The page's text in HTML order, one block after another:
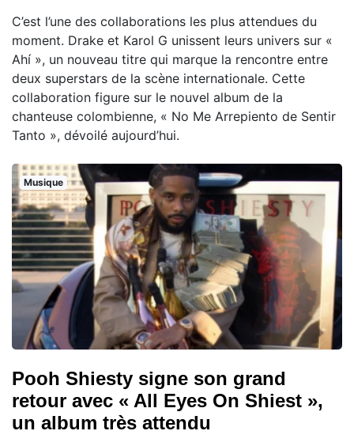
C’est l’une des collaborations les plus attendues du
moment. Drake et Karol G unissent leurs univers sur «
Ahí », un nouveau titre qui marque la rencontre entre
deux superstars de la scène internationale. Cette
collaboration figure sur le nouvel album de la
chanteuse colombienne, « No Me Arrepiento de Sentir
Tanto », dévoilé aujourd’hui.
Musique
Pooh Shiesty signe son grand
retour avec « All Eyes On Shiest »,
un album très attendu